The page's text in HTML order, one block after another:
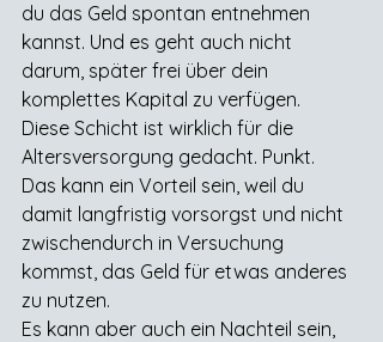
du das Geld spontan entnehmen
kannst. Und es geht auch nicht
darum, später frei über dein
komplettes Kapital zu verfügen.
Diese Schicht ist wirklich für die
Altersversorgung gedacht. Punkt.
Das kann ein Vorteil sein, weil du
damit langfristig vorsorgst und nicht
zwischendurch in Versuchung
kommst, das Geld für etwas anderes
zu nutzen.
Es kann aber auch ein Nachteil sein,